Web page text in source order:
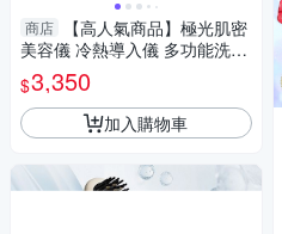
商店
【高人氣商品】極光肌密
美容儀 冷熱導入儀 多功能洗臉
清潔美膚儀 SHM-EHSR85
$3,350
加入購物車